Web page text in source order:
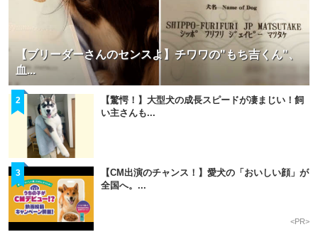
【ブリーダーさんのセンスよ】チワワの"もち吉くん"、
血...
2
【驚愕！】大型犬の成長スピードが凄まじい！飼
い主さんも...
3
【CM出演のチャンス！】愛犬の「おいしい顔」が
全国へ。...
<PR>